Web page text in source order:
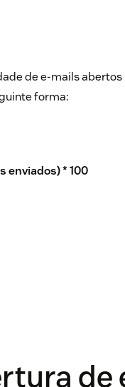
de e-mails
forma:
enviados) * 100
de